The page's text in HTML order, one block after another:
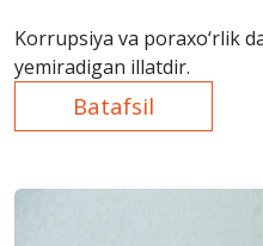
Korrupsiya va poraxo‘rlik
yemiradigan illatdir.
Batafsil